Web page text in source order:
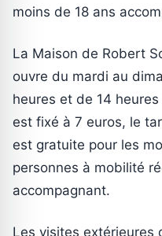
moins de 18 ans
La Maison de Robert
ouvre du mardi au
heures et de 14
est fixé à 7 euros, le
est gratuite pour les
personnes à mobilité
accompagnant.
Les visites extérieures